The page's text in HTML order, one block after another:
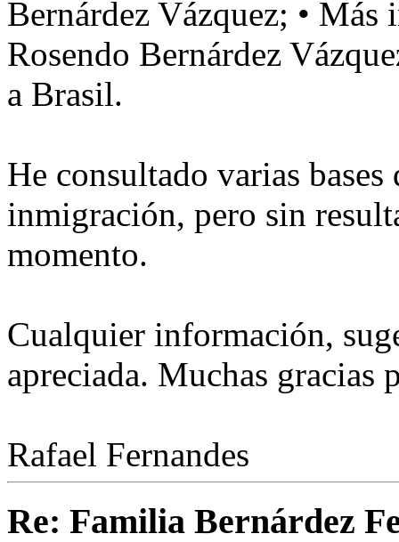
Bernárdez Vázquez; •
Rosendo Bernárdez
a Brasil.
He consultado varias
inmigración, pero sin
momento.
Cualquier información,
apreciada. Muchas gracias
Rafael Fernandes
Re: Familia Bernárdez